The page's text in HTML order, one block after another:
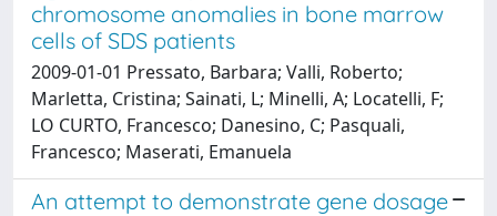
chromosome anomalies in bone marrow
cells of SDS patients
2009-01-01 Pressato, Barbara; Valli, Roberto;
Marletta, Cristina; Sainati, L; Minelli, A; Locatelli, F;
LO CURTO, Francesco; Danesino, C; Pasquali,
Francesco; Maserati, Emanuela
An attempt to demonstrate gene dosage